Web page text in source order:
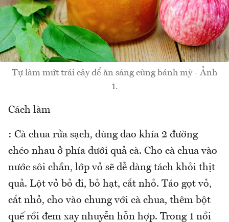
Tự làm mứt trái cây để ăn sáng cùng bánh mỳ - Ảnh
1.
Cách làm
: Cà chua rửa sạch, dùng dao khía 2 đường
chéo nhau ở phía dưới quả cà. Cho cà chua vào
nước sôi chần, lớp vỏ sẽ dễ dàng tách khỏi thịt
quả. Lột vỏ bỏ đi, bỏ hạt, cắt nhỏ. Táo gọt vỏ,
cắt nhỏ, cho vào chung với cà chua, thêm bột
quế rồi đem xay nhuyễn hỗn hợp. Trong 1 nồi